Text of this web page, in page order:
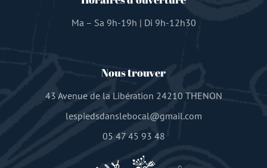
Ma – Sa 9h-19h | Di 9h-12h30
Nous trouver
43 Avenue de la Libération 24210 THENON
lespiedsdanslebocal@gmail.com
05 47 45 93 48